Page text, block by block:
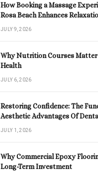
How Booking a Massage
Rosa Beach Enhances
JULY 9, 2026
Why Nutrition Courses Matter
Health
JULY 6, 2026
Restoring Confidence: The
Aesthetic Advantages Of
JULY 1, 2026
Why Commercial Epoxy
Long-Term Investment